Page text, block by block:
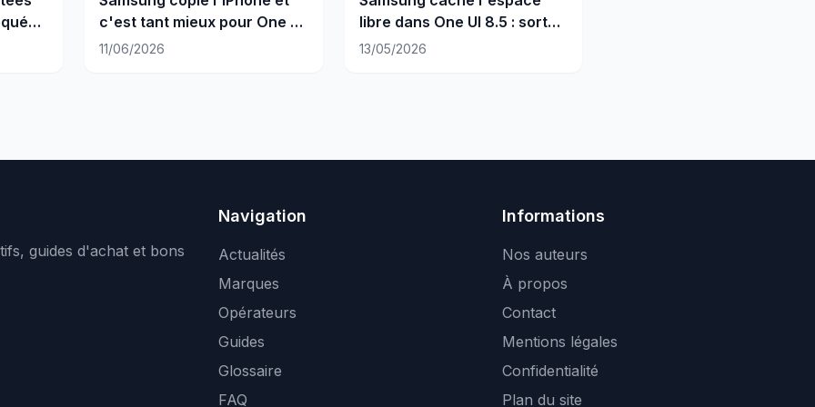
c'est tant mieux pour One UI
9
11/06/2026
libre dans One UI 8.5 : sortez
vos calculettes
13/05/2026
guides d'achat et bons
Navigation
Actualités
Marques
Opérateurs
Guides
Glossaire
FAQ
Informations
Nos auteurs
À propos
Contact
Mentions légales
Confidentialité
Plan du site